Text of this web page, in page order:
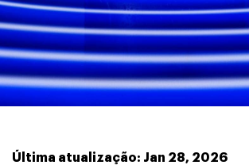
Última atualização: Jan 28, 2026